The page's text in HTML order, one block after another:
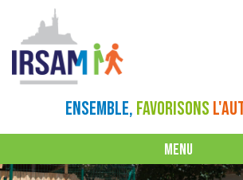
ENSEMBLE, FAVORISONS
MENU